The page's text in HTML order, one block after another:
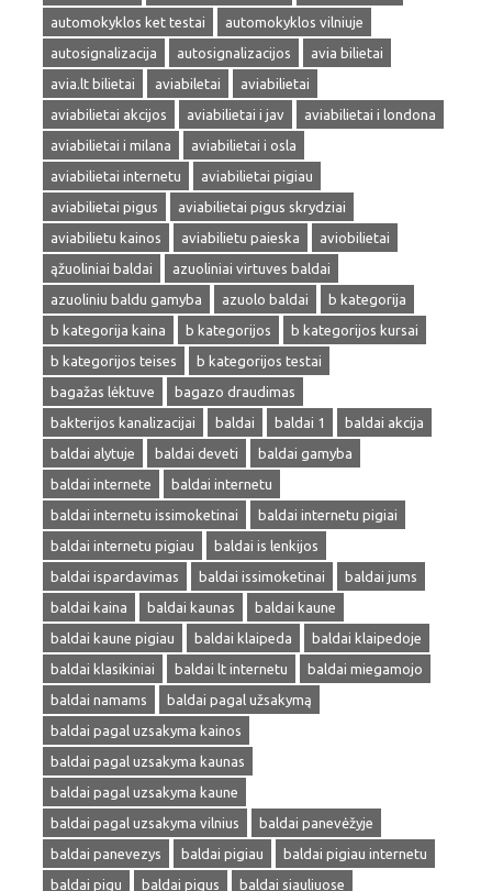
automokyklos ket testai
automokyklos vilniuje
autosignalizacija
autosignalizacijos
avia bilietai
avia.lt bilietai
aviabiletai
aviabilietai
aviabilietai akcijos
aviabilietai i jav
aviabilietai i londona
aviabilietai i milana
aviabilietai i osla
aviabilietai internetu
aviabilietai pigiau
aviabilietai pigus
aviabilietai pigus skrydziai
aviabilietu kainos
aviabilietu paieska
aviobilietai
ąžuoliniai baldai
azuoliniai virtuves baldai
azuoliniu baldu gamyba
azuolo baldai
b kategorija
b kategorija kaina
b kategorijos
b kategorijos kursai
b kategorijos teises
b kategorijos testai
bagažas lėktuve
bagazo draudimas
bakterijos kanalizacijai
baldai baldai 1
baldai akcija
baldai alytuje
baldai deveti
baldai gamyba
baldai internete
baldai internetu
baldai internetu issimoketinai
baldai internetu pigiai
baldai internetu pigiau
baldai is lenkijos
baldai ispardavimas
baldai issimoketinai
baldai jums
baldai kaina
baldai kaunas
baldai kaune
baldai kaune pigiau
baldai klaipeda
baldai klaipedoje
baldai klasikiniai
baldai lt internetu
baldai miegamojo
baldai namams
baldai pagal užsakymą
baldai pagal uzsakyma kainos
baldai pagal uzsakyma kaunas
baldai pagal uzsakyma kaune
baldai pagal uzsakyma vilnius
baldai panevėžyje
baldai panevezys
baldai pigiau
baldai pigiau internetu
baldai pigu
baldai pigus baldai siauliuose